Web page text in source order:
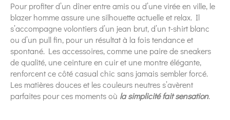
Pour profiter d’un dîner entre amis ou d’une virée en ville, le
blazer homme assure une silhouette actuelle et relax. Il
s’accompagne volontiers d’un jean brut, d’un t-shirt blanc
ou d’un pull fin, pour un résultat à la fois tendance et
spontané. Les accessoires, comme une paire de sneakers
de qualité, une ceinture en cuir et une montre élégante,
renforcent ce côté casual chic sans jamais sembler forcé.
Les matières douces et les couleurs neutres s’avèrent
parfaites pour ces moments où la simplicité fait sensation.